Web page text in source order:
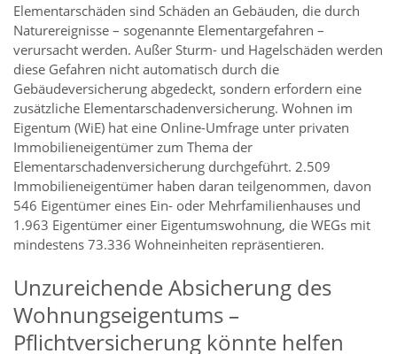
Elementarschäden sind Schäden an Gebäuden, die durch
Naturereignisse – sogenannte Elementargefahren –
verursacht werden. Außer Sturm- und Hagelschäden werden
diese Gefahren nicht automatisch durch die
Gebäudeversicherung abgedeckt, sondern erfordern eine
zusätzliche Elementarschadenversicherung. Wohnen im
Eigentum (WiE) hat eine Online-Umfrage unter privaten
Immobilieneigentümer zum Thema der
Elementarschadenversicherung durchgeführt. 2.509
Immobilieneigentümer haben daran teilgenommen, davon
546 Eigentümer eines Ein- oder Mehrfamilienhauses und
1.963 Eigentümer einer Eigentumswohnung, die WEGs mit
mindestens 73.336 Wohneinheiten repräsentieren.
Unzureichende Absicherung des
Wohnungseigentums –
Pflichtversicherung könnte helfen